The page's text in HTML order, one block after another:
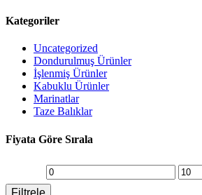
Kategoriler
Uncategorized
Dondurulmuş Ürünler
İşlenmiş Ürünler
Kabuklu Ürünler
Marinatlar
Taze Balıklar
Fiyata Göre Sırala
En En
Filtrele